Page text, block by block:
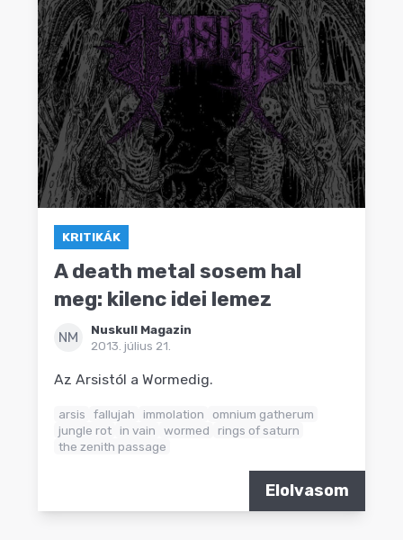
KRITIKÁK
A death metal sosem hal
meg: kilenc idei lemez
NM
Nuskull Magazin
2013. július 21.
Az Arsistól a Wormedig.
arsis fallujah immolation
omnium gatherum
jungle rot in vain wormed
rings of saturn
the zenith passage
Elolvasom